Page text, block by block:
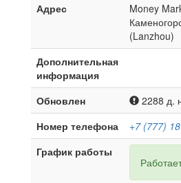
Адрес
Money
(Lanzhou)
Дополнительная
информация
Обновлен
2288 д.
Номер телефона
+7 (777)
График работы